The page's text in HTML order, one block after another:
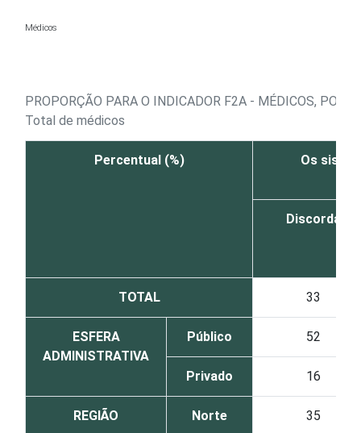
Médicos
PROPORÇÃO PARA O INDICADOR F2A - MÉDICOS, POR
Total de médicos
Percentual (%) Os
Discorda
TOTAL 33
ESFERA
ADMINISTRATIVA
Público 52
Privado 16
REGIÃO Norte 35